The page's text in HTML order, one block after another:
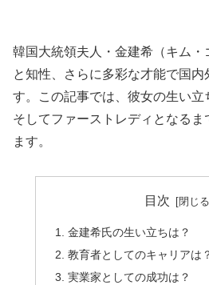
韓国大統領夫人・金建希（キム
と知性、さらに多彩な才能で国内
す。この記事では、彼女の生い立
そしてファーストレディとなる
ます。
目次
金建希氏の生い立ちは？
教育者としてのキャリアは
実業家としての成功は？